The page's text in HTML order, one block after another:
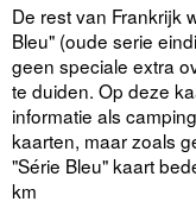
De rest van Frankrijk
Bleu" (oude serie
geen speciale extra
te duiden. Op deze
informatie als
kaarten, maar zoals
"Série Bleu" kaart
km